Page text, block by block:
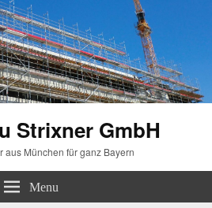
Strixner GmbH
aus München für ganz Bayern
Menu